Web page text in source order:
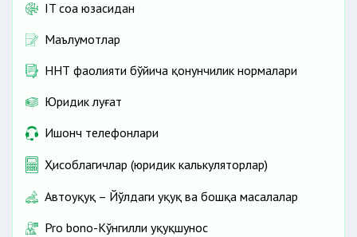
IT соҳа юзасидан
Маълумотлар
ННТ фаолияти бўйича қонунчилик нормалари
Юридик луғат
Ишонч телефонлари
Ҳисоблагичлар (юридик калькуляторлар)
Автоҳуқуқ – Йўлдаги ҳуқуқ ва бошқа масалалар
Pro bono-Кўнгилли ҳуқуқшунос